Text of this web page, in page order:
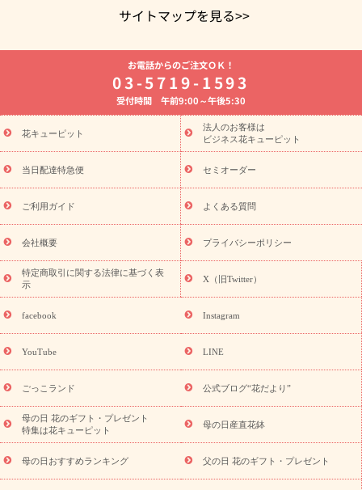
サイトマップを見る>>
よく贈られる花
お祝いの花特集
誕生日フラワーギフト特集
8月の誕生花(トルコキキョウ)
開店・開業祝い
お供え・お悔やみ お供え・お悔やみの花
通夜・葬儀に贈る花 胡蝶蘭・花鉢
ーブドフラワー
季節のイベント
ひまわり ギフト・プレゼント
特集
お盆 花（新盆・初盆） 季節のイベント
お盆 花（新
盆・初盆）
お盆 花（新盆・初盆）
お盆・お供え 花とセットギ
フト
お盆・お供え プリザーブドフラワー
ひまわり ギフト・プ
レゼント特集
夏の花贈り・お中元・暑中見舞い 花のギフト特集
敬老の日におくる花ギフト・プレゼント特集
花ギフト・プレゼント特集
敬老の日 花のおすすめランキング
敬
老の日 花鉢植えのギフト・プレゼント特集
敬老の日 花とセットギ
フト・プレゼント特集
敬老の日の花 全てのギフト一覧
キャン
ペーン
映画『ウォーターガーディアンズ』コラボキャンペーン
「きょう誕生日なんです」キャンペーン
誕生日の花を探す
誕生日フラワーギフト 誕生日フラワーギフト特集
(トルコキキョウ)
9月の誕生花(リンドウ)
ら探す
お祝いの花特集 当日配達特急便 お祝い商品一覧
念日
結婚祝い 出産祝い 退院祝い・快気祝い
寿祝い
プチギフト ペットのお祝いフラワー
供え・お悔やみ商品一覧
お供え・お悔やみの花
四十九日法要以
お電話からのご注文ＯＫ！
03-5719-1593
受付時間 午前9:00～午後5:30
花キューピット
法人のお客様は
ビジネス花キューピット
当日配達特急便 セミオーダー
ご利用ガイド よくある質問
会社概要 プライバシーポリシー
特定商取引に関する法律に基づく表
示
X（旧Twitter）
facebook Instagram
YouTube LINE
ごっこランド 公式ブログ“花だより”
母の日 花のギフト・プレゼント
特集は花キューピット
母の日産直花鉢
母の日おすすめランキング 父の日 花のギフト・プレゼント